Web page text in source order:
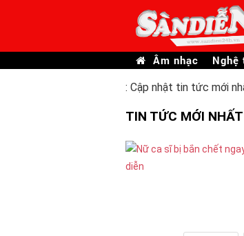
Âm nhạc
: Cập nhật tin tức mới
TIN TỨC MỚI NHẤT